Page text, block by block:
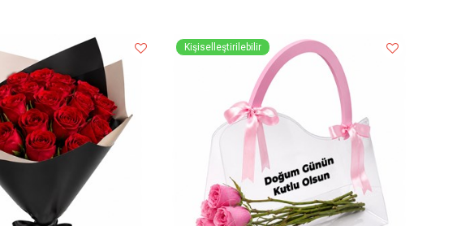
Kişiselleştirilebilir